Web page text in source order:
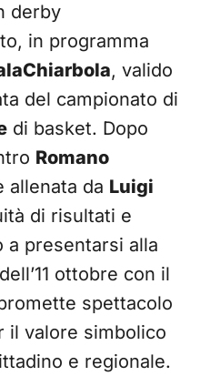
derby
in programma
, valido
del campionato di
di basket. Dopo
Romano
allenata da Luigi
di risultati e
a presentarsi alla
ottobre con il
spettacolo
il valore simbolico
e regionale.